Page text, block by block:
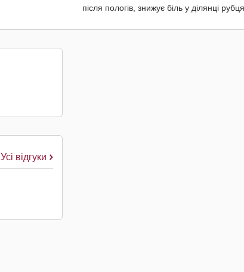
після пологів, знижує біль у ділянці
Усі відгуки